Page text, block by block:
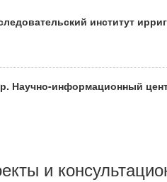
институт
Научно-информационный
и